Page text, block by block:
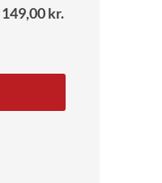
149,00kr.